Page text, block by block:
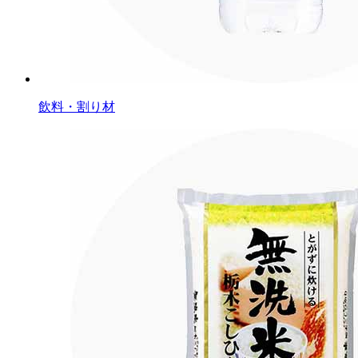
飲料・割り材